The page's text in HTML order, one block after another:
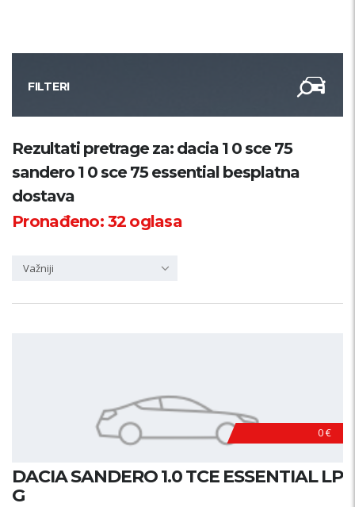
FILTERI
Kategorija
Samo sa slikom
Rezultati pretrage za: dacia 1 0 sce 75
sandero 1 0 sce 75 essential besplatna
dostava
Pronađeno:32oglasa
Važniji
0 €
DACIA SANDERO 1.0 TCE ESSENTIAL LP
G